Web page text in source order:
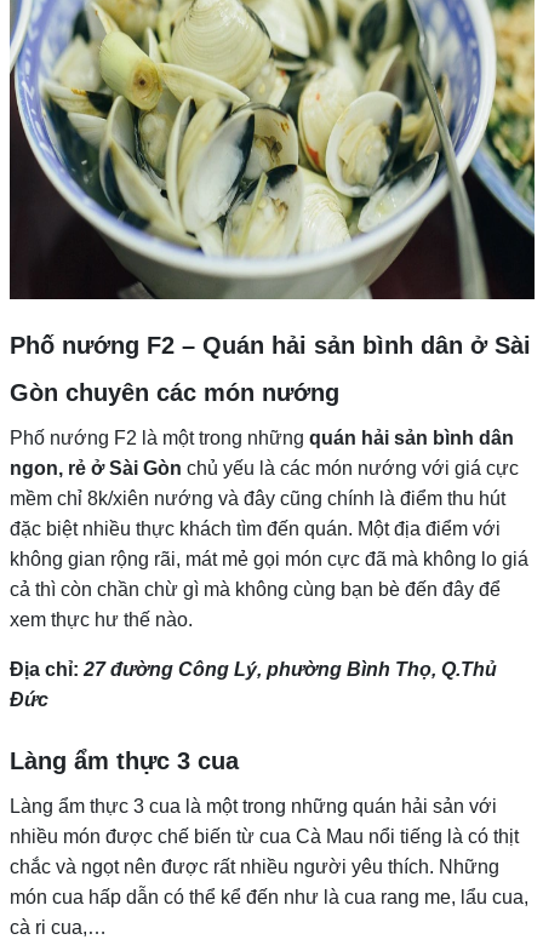
Phố nướng F2 – Quán hải sản bình dân ở Sài
Gòn chuyên các món nướng
Phố nướng F2 là một trong những quán hải sản bình dân
ngon, rẻ ở Sài Gòn chủ yếu là các món nướng với giá cực
mềm chỉ 8k/xiên nướng và đây cũng chính là điểm thu hút
đặc biệt nhiều thực khách tìm đến quán. Một địa điểm với
không gian rộng rãi, mát mẻ gọi món cực đã mà không lo giá
cả thì còn chần chừ gì mà không cùng bạn bè đến đây để
xem thực hư thế nào.
Địa chỉ: 27 đường Công Lý, phường Bình Thọ, Q.Thủ
Đức
Làng ẩm thực 3 cua
Làng ẩm thực 3 cua là một trong những quán hải sản với
nhiều món được chế biến từ cua Cà Mau nổi tiếng là có thịt
chắc và ngọt nên được rất nhiều người yêu thích. Những
món cua hấp dẫn có thể kể đến như là cua rang me, lẩu cua,
cà ri cua,…